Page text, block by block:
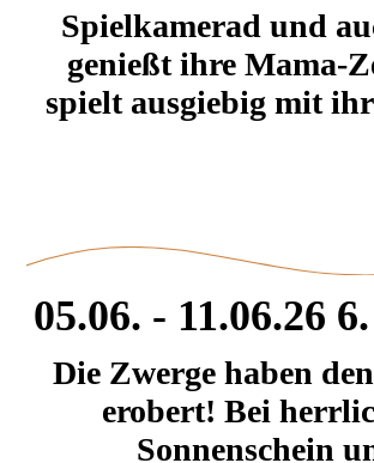
Spielkamerad und
genießt ihre Mama-
spielt ausgiebig mit
05.06. - 11.06.26
Die Zwerge haben
erobert! Bei
Sonnenschein